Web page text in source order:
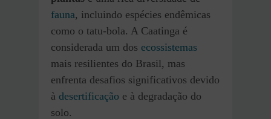
fauna, incluindo espécies endêmicas
como o tatu-bola. A Caatinga é
considerada um dos ecossistemas
mais resilientes do Brasil, mas
enfrenta desafios significativos devido
à desertificação e à degradação do
solo.